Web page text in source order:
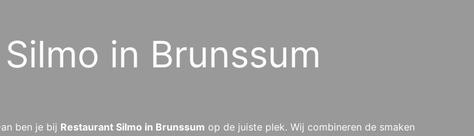
in Brunssum
ben je bij Restaurant Silmo in Brunssum op de juiste plek. Wij combineren de smaken